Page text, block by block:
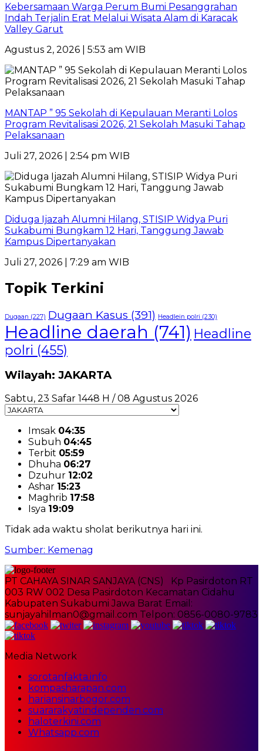
Kebersamaan Warga Perum Bumi Pesanggrahan
Indah Terjalin Erat Melalui Wisata Alam di Karacak
Valley Garut
Agustus 2, 2026 | 5:53 am WIB
MANTAP ” 95 Sekolah di Kepulauan Meranti Lolos
Program Revitalisasi 2026, 21 Sekolah Masuki Tahap
Pelaksanaan
Juli 27, 2026 | 2:54 pm WIB
Diduga Ijazah Alumni Hilang, STISIP Widya Puri
Sukabumi Bungkam 12 Hari, Tanggung Jawab
Kampus Dipertanyakan
Juli 27, 2026 | 7:29 am WIB
Topik Terkini
Dugaan (227) Dugaan Kasus (391) Headlein polri (230)
Headline daerah (741) Headline
polri (455)
Wilayah: JAKARTA
Sabtu, 23 Safar 1448 H / 08 Agustus 2026
Imsak 04:35
Subuh 04:45
Terbit 05:59
Dhuha 06:27
Dzuhur 12:02
Ashar 15:23
Maghrib 17:58
Isya 19:09
Tidak ada waktu sholat berikutnya hari ini.
Sumber: Kemenag
PT CAHAYA SINAR SANJAYA (CNS) Kp Pasirdoton RT
003 RW 002 Desa Pasirdoton Kecamatan Cidahu
Kabupaten Sukabumi Jawa Barat Email:
sunjayahilman0@gmail.com Telpon: 0856-0080-9783
Media Network
sorotanfakta.info
kompasharapan.com
hariansinarbogor.com
suararakyatindependen.com
haloterkini.com
Whatsapp.com